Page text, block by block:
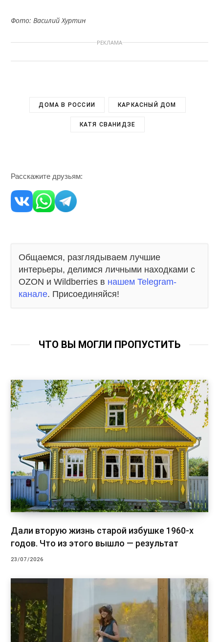
Фото: Василий Хуртин
РЕКЛАМА
ДОМА В РОССИИ КАРКАСНЫЙ ДОМ
КАТЯ СВАНИДЗЕ
Расскажите друзьям:
Общаемся, разглядываем лучшие
интерьеры, делимся личными находками с
OZON и Wildberries в нашем Telegram-
канале. Присоединяйся!
ЧТО ВЫ МОГЛИ ПРОПУСТИТЬ
Дали вторую жизнь старой избушке 1960-х
годов. Что из этого вышло — результат
23/07/2026